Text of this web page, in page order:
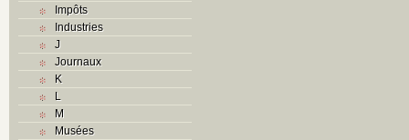
Impôts
Industries
J
Journaux
K
L
M
Musées